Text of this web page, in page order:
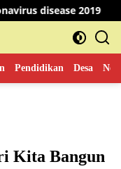
2019
Pendidikan Desa
Kita Bangun